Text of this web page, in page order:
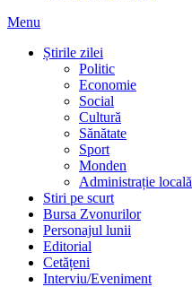
Menu
Știrile zilei
Politic
Economie
Social
Cultură
Sănătate
Sport
Monden
Administrație locală
Stiri pe scurt
Bursa Zvonurilor
Personajul lunii
Editorial
Cetățeni
Interviu/Eveniment